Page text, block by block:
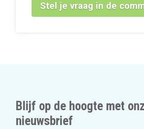
Stel je vraag in de
Blijf op de hoogte met
nieuwsbrief